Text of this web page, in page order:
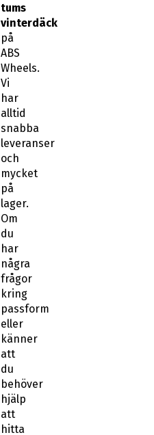
tums
vinterdäck
på
ABS
Wheels.
Vi
har
alltid
snabba
leveranser
och
mycket
på
lager.
Om
du
har
några
frågor
kring
passform
eller
känner
att
du
behöver
hjälp
att
hitta